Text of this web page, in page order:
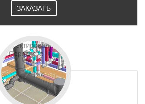
ЗАКАЗАТЬ